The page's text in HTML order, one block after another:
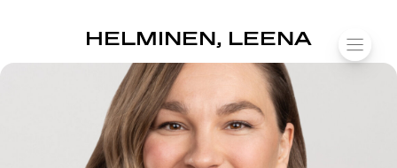
sisältöön
HELMINEN, LEENA